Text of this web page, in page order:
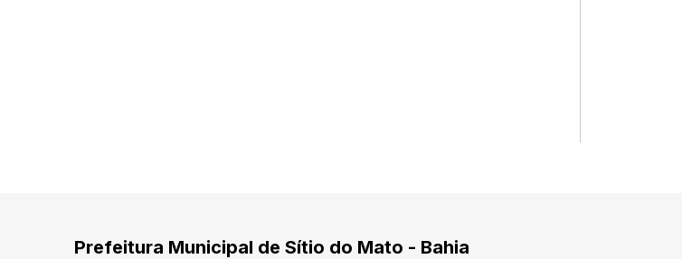
Prefeitura Municipal de Sítio do Mato - Bahia